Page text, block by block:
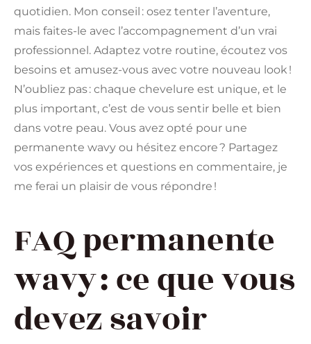
quotidien. Mon conseil : osez tenter l’aventure,
mais faites-le avec l’accompagnement d’un vrai
professionnel. Adaptez votre routine, écoutez vos
besoins et amusez-vous avec votre nouveau look !
N’oubliez pas : chaque chevelure est unique, et le
plus important, c’est de vous sentir belle et bien
dans votre peau. Vous avez opté pour une
permanente wavy ou hésitez encore ? Partagez
vos expériences et questions en commentaire, je
me ferai un plaisir de vous répondre !
FAQ permanente
wavy : ce que vous
devez savoir